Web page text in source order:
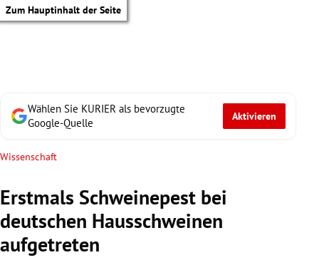
Zum Hauptinhalt der Seite
Wählen Sie KURIER als bevorzugte
Google-Quelle
Aktivieren
Wissenschaft
Erstmals Schweinepest bei
deutschen Hausschweinen
aufgetreten